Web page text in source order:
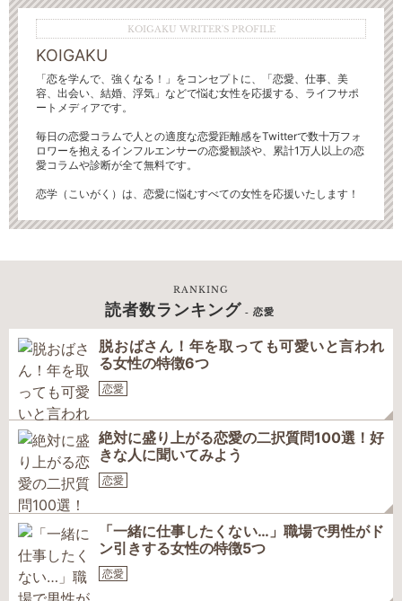
KOIGAKU WRITER'S PROFILE
KOIGAKU
「恋を学んで、強くなる！」をコンセプトに、「恋愛、仕事、美
容、出会い、結婚、浮気」などで悩む女性を応援する、ライフサポ
ートメディアです。
毎日の恋愛コラムで人との適度な恋愛距離感をTwitterで数十万フォ
ロワーを抱えるインフルエンサーの恋愛観談や、累計1万人以上の恋
愛コラムや診断が全て無料です。
恋学（こいがく）は、恋愛に悩むすべての女性を応援いたします！
RANKING
読者数ランキング - 恋愛
脱おばさん！年を取っても可愛いと言われ
る女性の特徴6つ
恋愛
絶対に盛り上がる恋愛の二択質問100選！好
きな人に聞いてみよう
恋愛
「一緒に仕事したくない…」職場で男性がド
ン引きする女性の特徴5つ
恋愛